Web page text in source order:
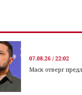
07.08.26 / 22:02
Маск отверг